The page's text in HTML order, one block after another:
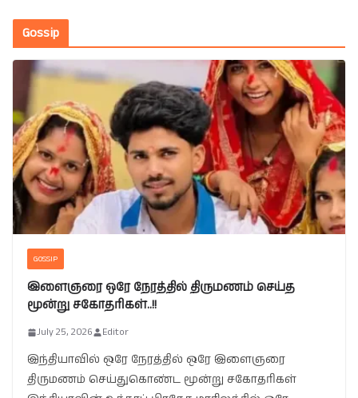
Gossip
GOSSIP
இளைஞரை ஒரே நேரத்தில் திருமணம் செய்த
மூன்று சகோதரிகள்..!!
July 25, 2026 Editor
இந்தியாவில் ஒரே நேரத்தில் ஒரே இளைஞரை
திருமணம் செய்துகொண்ட மூன்று சகோதரிகள்